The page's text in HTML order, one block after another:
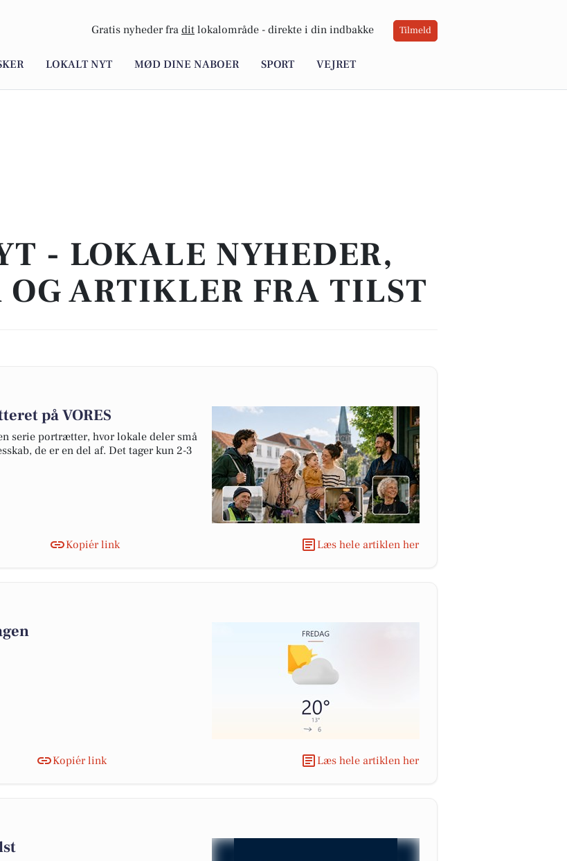
Gratis nyheder fra dit lokalområde - direkte i din indbakke Tilmeld
LOKALT NYT MØD DINE NABOER SPORT VEJRET
- LOKALE NYHEDER,
OG ARTIKLER FRA TILST
på VORES
serie portrætter, hvor lokale deler små
de er en del af. Det tager kun 2-3
Kopiér link Læs hele artiklen her
Kopiér link Læs hele artiklen her